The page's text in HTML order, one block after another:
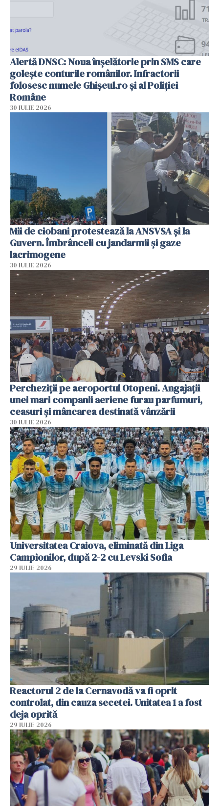
Alertă DNSC: Noua înșelătorie prin SMS care
golește conturile românilor. Infractorii
folosesc numele Ghișeul.ro și al Poliției
Române
30 IULIE 2026
Mii de ciobani protestează la ANSVSA și la
Guvern. Îmbrânceli cu jandarmii și gaze
lacrimogene
30 IULIE 2026
Percheziții pe aeroportul Otopeni. Angajații
unei mari companii aeriene furau parfumuri,
ceasuri și mâncarea destinată vânzării
30 IULIE 2026
Universitatea Craiova, eliminată din Liga
Campionilor, după 2-2 cu Levski Sofia
29 IULIE 2026
Reactorul 2 de la Cernavodă va fi oprit
controlat, din cauza secetei. Unitatea 1 a fost
deja oprită
29 IULIE 2026